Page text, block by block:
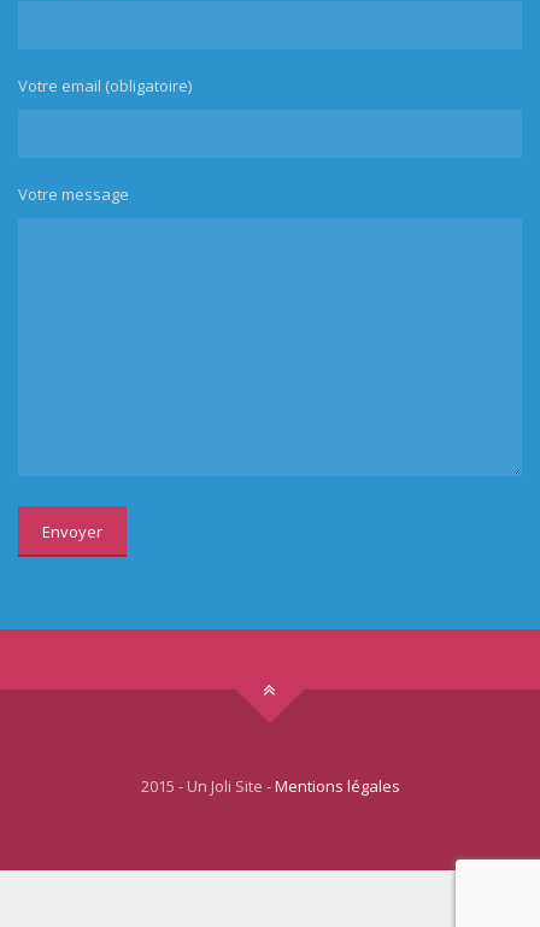
Votre email (obligatoire)
Votre message
2015 - Un Joli Site -Mentions légales